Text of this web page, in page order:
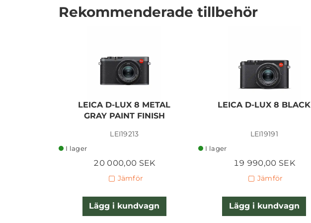
Rekommenderade tillbehör
LEICA D-LUX 8 METAL
GRAY PAINT FINISH
LEI19213
I lager
20 000,00 SEK
Jämför
Lägg i kundvagn
LEICA D-LUX 8 BLACK
LEI19191
I lager
19 990,00 SEK
Jämför
Lägg i kundvagn